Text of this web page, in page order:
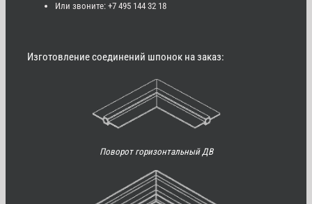
Или звоните: +7 495 144 32 18
Изготовление соединений шпонок на заказ:
Поворот горизонтальный ДВ